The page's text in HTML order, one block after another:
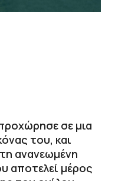
σε μια
του, και
ανανεωμένη
αποτελεί μέρος